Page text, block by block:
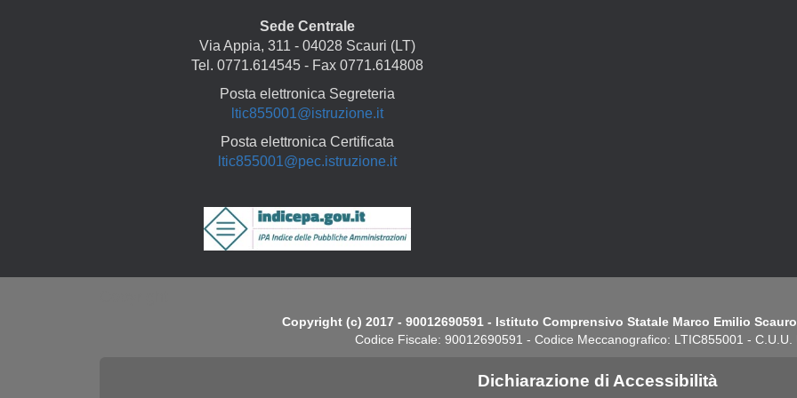
Sede Centrale
Via Appia, 311 - 04028 Scauri (LT)
Tel. 0771.614545 - Fax 0771.614808
Posta elettronica Segreteria
ltic855001@istruzione.it
Posta elettronica Certificata
ltic855001@pec.istruzione.it
Copyright (c) 2017 - 90012690591 - Istituto Comprensivo Statale Marco Emilio
Codice Fiscale: 90012690591 - Codice Meccanografico: LTIC855001 - C.U.U.
Dichiarazione di Accessibilità